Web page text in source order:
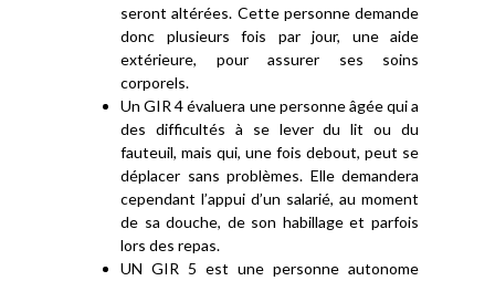
seront altérées. Cette personne demande
donc plusieurs fois par jour, une aide
extérieure, pour assurer ses soins
corporels.
Un GIR 4 évaluera une personne âgée qui a
des difficultés à se lever du lit ou du
fauteuil, mais qui, une fois debout, peut se
déplacer sans problèmes. Elle demandera
cependant l’appui d’un salarié, au moment
de sa douche, de son habillage et parfois
lors des repas.
UN GIR 5 est une personne autonome